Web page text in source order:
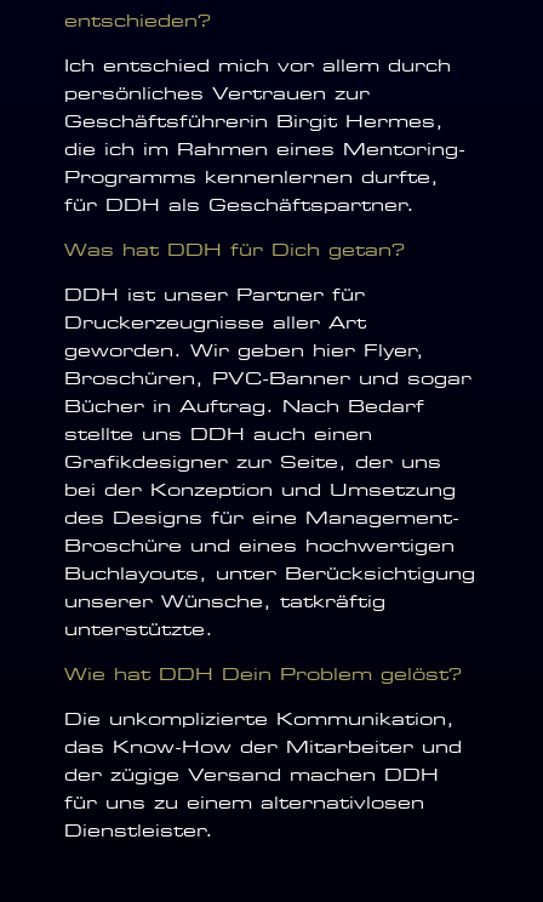
entschieden?
Ich entschied mich vor allem durch
persönliches Vertrauen zur
Geschäftsführerin Birgit Hermes,
die ich im Rahmen eines Mentoring-
Programms kennenlernen durfte,
für DDH als Geschäftspartner.
Was hat DDH für Dich getan?
DDH ist unser Partner für
Druckerzeugnisse aller Art
geworden. Wir geben hier Flyer,
Broschüren, PVC-Banner und sogar
Bücher in Auftrag. Nach Bedarf
stellte uns DDH auch einen
Grafikdesigner zur Seite, der uns
bei der Konzeption und Umsetzung
des Designs für eine Management-
Broschüre und eines hochwertigen
Buchlayouts, unter Berücksichtigung
unserer Wünsche, tatkräftig
unterstützte.
Wie hat DDH Dein Problem gelöst?
Die unkomplizierte Kommunikation,
das Know-How der Mitarbeiter und
der zügige Versand machen DDH
für uns zu einem alternativlosen
Dienstleister.